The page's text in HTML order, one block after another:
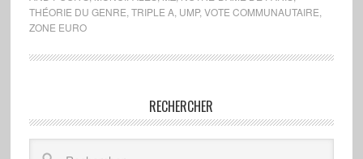
THÉORIE DU GENRE TRIPLE A, UMP, VOTE COMMUNAUTAIRE
ZONE EURO
RECHERCHER